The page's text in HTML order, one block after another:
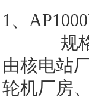
1、
规格：
由核电站
轮机厂房